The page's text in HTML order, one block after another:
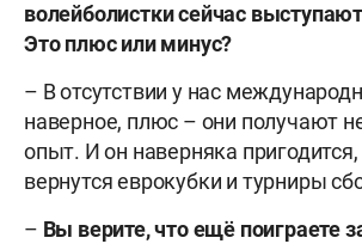
волейболистки сейчас
Это плюс или минус?
– В отсутствии у нас
наверное, плюс – они получают
опыт. И он наверняка пригодится,
вернутся еврокубки и турниры
– Вы верите, что ещё поиграете